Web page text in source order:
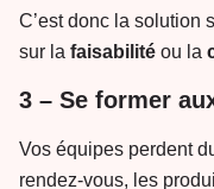
C’est donc la solution
sur la faisabilité ou la
3 – Se former
Vos équipes perdent
rendez-vous, les